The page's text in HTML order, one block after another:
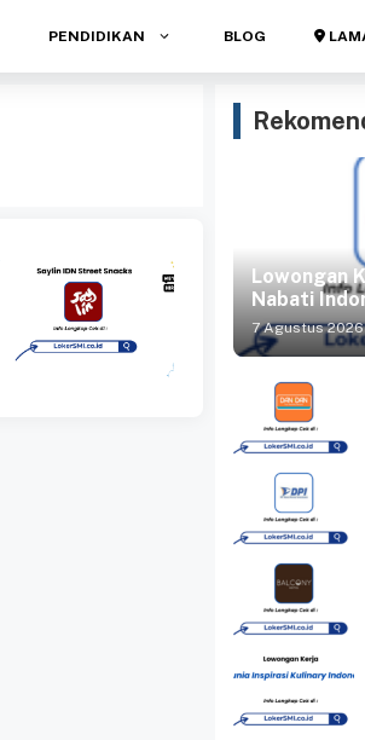
PENDIDIKAN BLOG
Lowongan
Nabati
7 Agustus 2026